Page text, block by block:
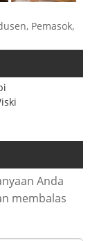
Pemasok,
Anda
membalas